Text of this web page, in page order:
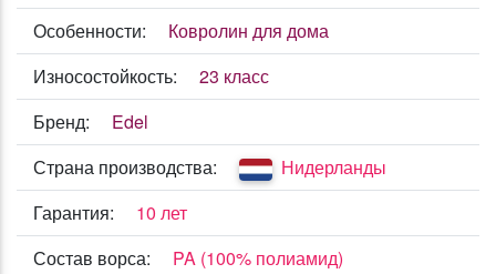
Особенности:
Ковролин для дома
Износостойкость:
23 класс
Бренд:
Edel
Страна производства:
Нидерланды
Гарантия:
10 лет
Состав ворса:
PA (100% полиамид)